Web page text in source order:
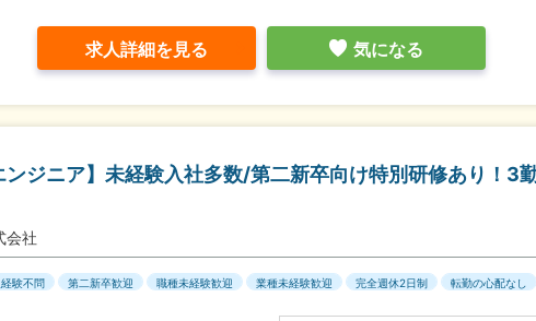
求人詳細を見る 気になる
ンジニア】未経験入社多数/第二新卒向け特別研修あり！3
会社
験不問 第二新卒歓迎 職種未経験歓迎 業種未経験歓迎 完全週休2日制 転勤の心配なし